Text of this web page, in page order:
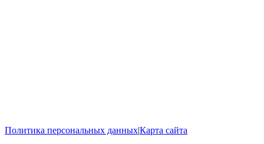
Политика персональных данных|Карта сайта